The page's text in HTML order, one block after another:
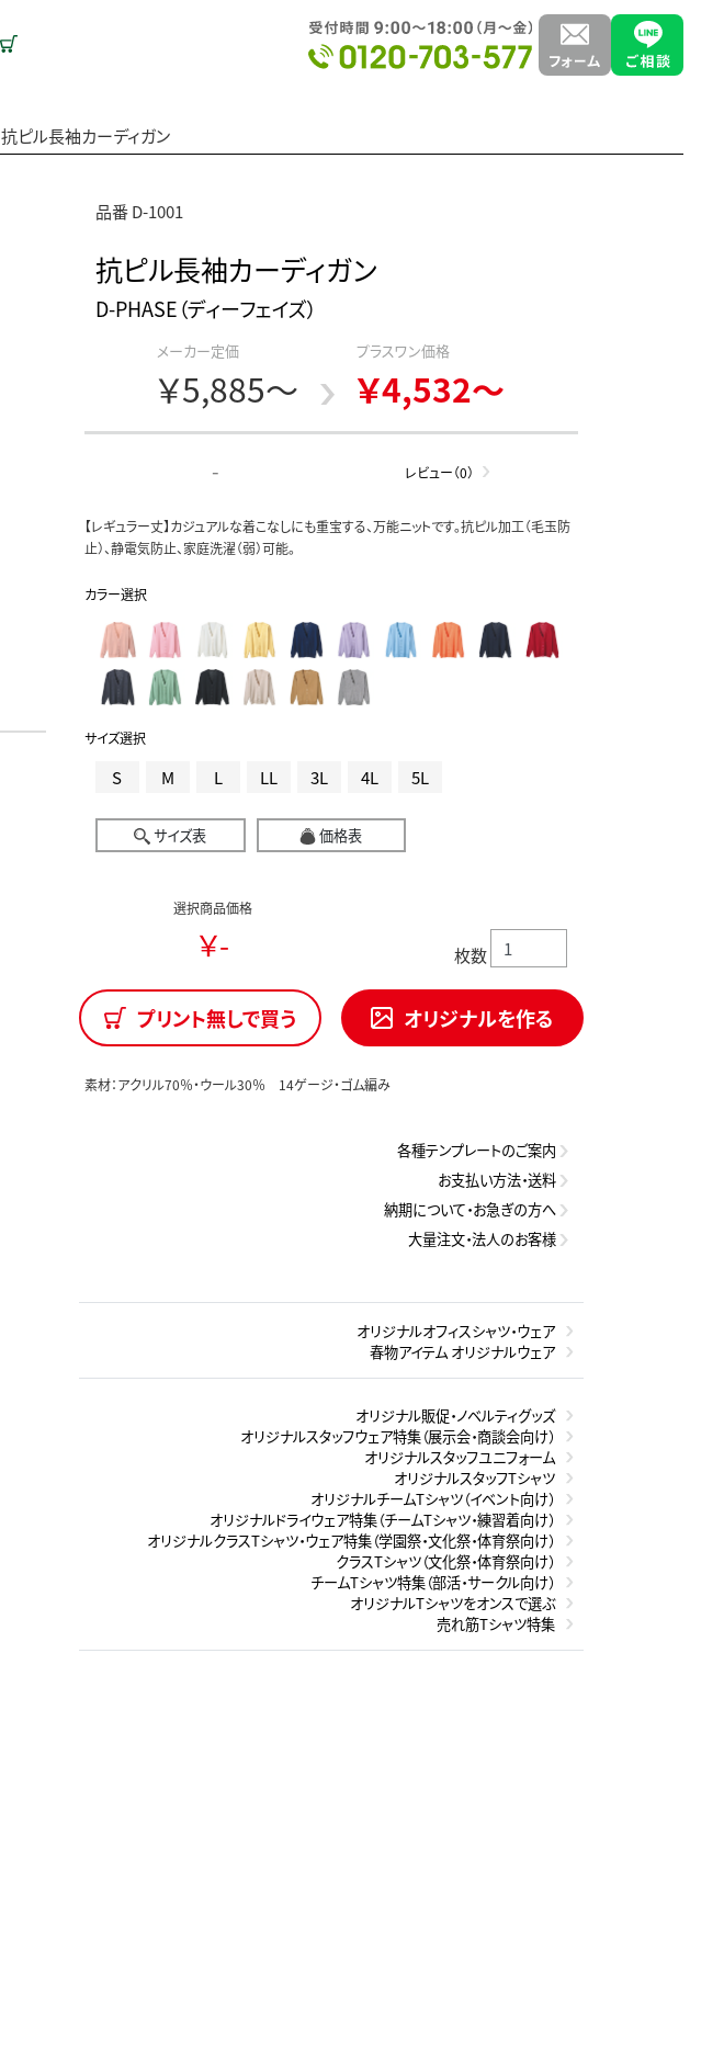
抗ピル長袖カーディガン
品番 D-1001
抗ピル長袖カーディガン
D-PHASE（ディーフェイズ）
メーカー定価
￥5,885～
プラスワン価格
￥4,532～
- レビュー（0）
【レギュラー丈】カジュアルな着こなしにも重宝する、万能ニットです。抗ピル加工（毛玉防
止）、静電気防止、家庭洗濯（弱）可能。
カラー選択
サイズ選択
S M L LL 3L 4L 5L
サイズ表 価格表
選択商品価格
￥- 枚数
プリント無しで買う オリジナルを作る
素材：アクリル70％・ウール30％ 14ゲージ・ゴム編み
各種テンプレートのご案内
お支払い方法・送料
納期について・お急ぎの方へ
大量注文・法人のお客様
オリジナルオフィスシャツ・ウェア
春物アイテム オリジナルウェア
オリジナル販促・ノベルティグッズ
オリジナルスタッフウェア特集（展示会・商談会向け）
オリジナルスタッフユニフォーム
オリジナルスタッフTシャツ
オリジナルチームTシャツ（イベント向け）
オリジナルドライウェア特集（チームTシャツ・練習着向け）
オリジナルクラスTシャツ・ウェア特集（学園祭・文化祭・体育祭向け）
クラスTシャツ（文化祭・体育祭向け）
チームTシャツ特集（部活・サークル向け）
オリジナルTシャツをオンスで選ぶ
売れ筋Tシャツ特集